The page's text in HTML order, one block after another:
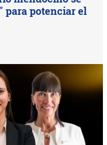
para potenciar el